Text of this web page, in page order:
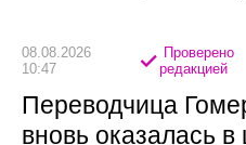
08.08.2026
10:47
Проверено
редакцией
Переводчица
вновь оказалась в